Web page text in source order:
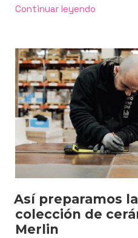
Continuar leyendo
en
diseño
de
interiores
para
2024»
Así preparamos
colección de
Merlin